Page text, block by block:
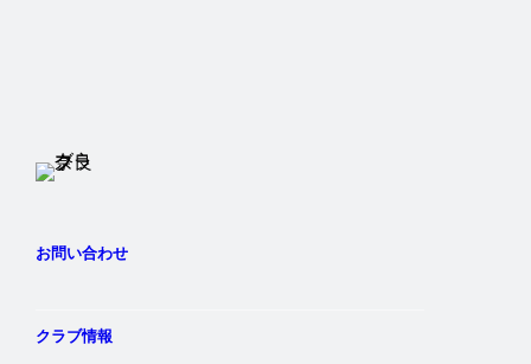
お問い合わせ
クラブ情報